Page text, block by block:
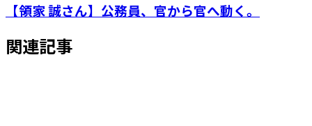
【領家 誠さん】公務員、官から官へ動く。
関連記事